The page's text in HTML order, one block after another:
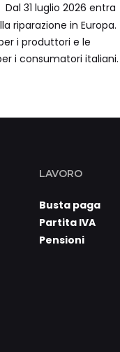
Dal 31 luglio 2026 entra
riparazione in Europa.
i produttori e le
i consumatori italiani.
LAVORO
Busta paga
Partita IVA
Pensioni